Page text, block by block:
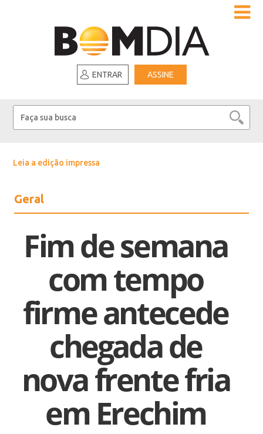
ENTRAR ASSINE
Leia a edição impressa
Geral
Fim de semana
com tempo
firme antecede
chegada de
nova frente fria
em Erechim